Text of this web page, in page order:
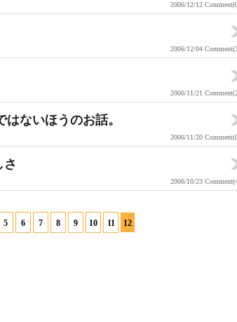
2006/12/12
2006/12/04
2006/11/21
ないほうのお話。
2006/11/20
2006/10/23
5 6 7 8 9 10 11 12